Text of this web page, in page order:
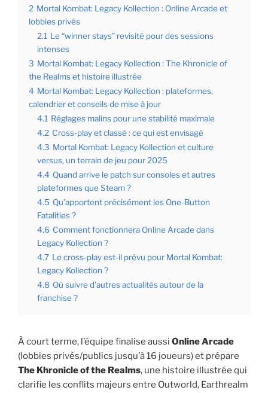
2 Mortal Kombat: Legacy Kollection : Online Arcade et
lobbies privés
2.1 Le “winner stays” revisité pour des sessions
intenses
3 Mortal Kombat: Legacy Kollection : The Khronicle of
the Realms et histoire illustrée
4 Mortal Kombat: Legacy Kollection : plateformes,
calendrier et conseils de mise à jour
4.1 Réglages malins pour une stabilité maximale
4.2 Cross-play et classé : ce qui est envisagé
4.3 Mortal Kombat: Legacy Kollection et culture
versus, un terrain de jeu pour 2025
4.4 Quand arrive le patch sur consoles et autres
plateformes que Steam ?
4.5 Qu’apportent précisément les One-Button
Fatalities ?
4.6 Comment fonctionnera Online Arcade dans
Legacy Kollection ?
4.7 Le cross-play est-il prévu pour Mortal Kombat:
Legacy Kollection ?
4.8 Où suivre d’autres actualités autour de la
franchise ?
À court terme, l’équipe finalise aussi Online Arcade
(lobbies privés/publics jusqu’à 16 joueurs) et prépare
The Khronicle of the Realms, une histoire illustrée qui
clarifie les conflits majeurs entre Outworld, Earthrealm